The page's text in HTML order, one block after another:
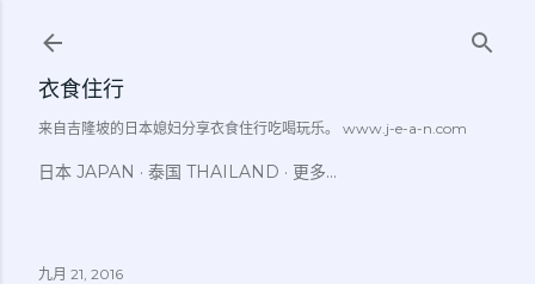
衣食住行
来自吉隆坡的日本媳妇分享衣食住行吃喝玩乐。 www.j-e-a-n.com
日本 JAPAN 泰国 THAILAND 更多…
九月 21, 2016